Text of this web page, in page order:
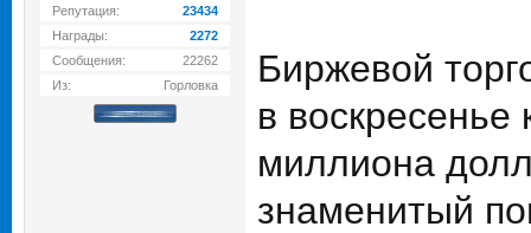
Репутация:
23434
Награды:
2272
Сообщения:
22262
Из:
Горловка
Биржевой
в
миллиона
знаменитый